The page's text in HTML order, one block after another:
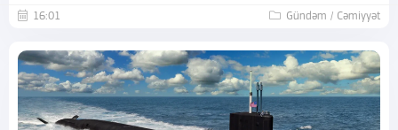
16:01 Gündəm / Cəmiyyət